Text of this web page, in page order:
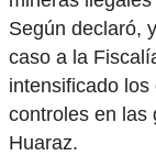
Según declaró,
caso a la
intensificado
controles en las
Huaraz.